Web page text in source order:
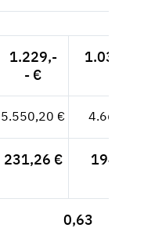
1.229,-
- €
5.550,20 € 4.664,03
231,26 € 194,33
0,63